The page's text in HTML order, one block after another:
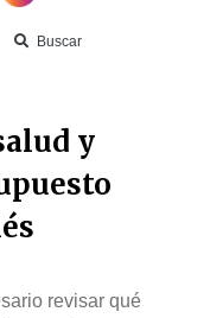
Buscar
y
revisar qué